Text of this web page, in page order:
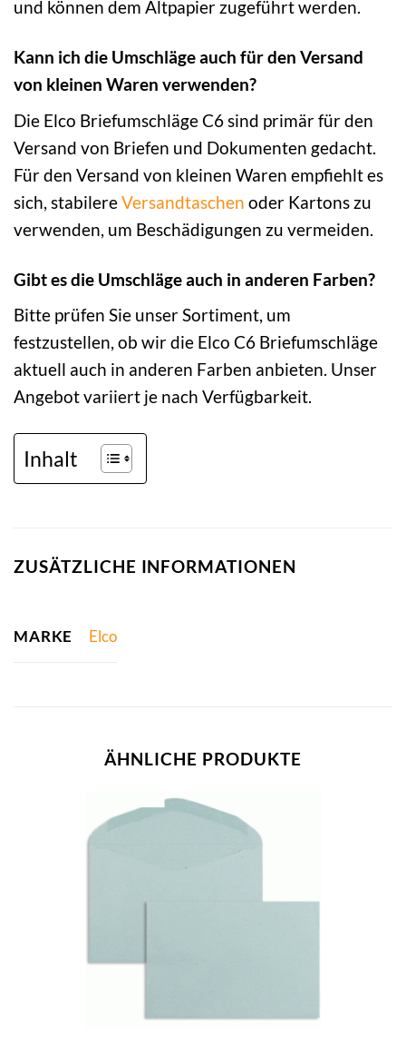
und können dem Altpapier zugeführt werden.
Kann ich die Umschläge auch für den Versand
von kleinen Waren verwenden?
Die Elco Briefumschläge C6 sind primär für den
Versand von Briefen und Dokumenten gedacht.
Für den Versand von kleinen Waren empfiehlt es
sich, stabilereVersandtaschen oder Kartons zu
verwenden, um Beschädigungen zu vermeiden.
Gibt es die Umschläge auch in anderen Farben?
Bitte prüfen Sie unser Sortiment, um
festzustellen, ob wir die Elco C6 Briefumschläge
aktuell auch in anderen Farben anbieten. Unser
Angebot variiert je nach Verfügbarkeit.
Inhalt
ZUSÄTZLICHE INFORMATIONEN
MARKE Elco
ÄHNLICHE PRODUKTE